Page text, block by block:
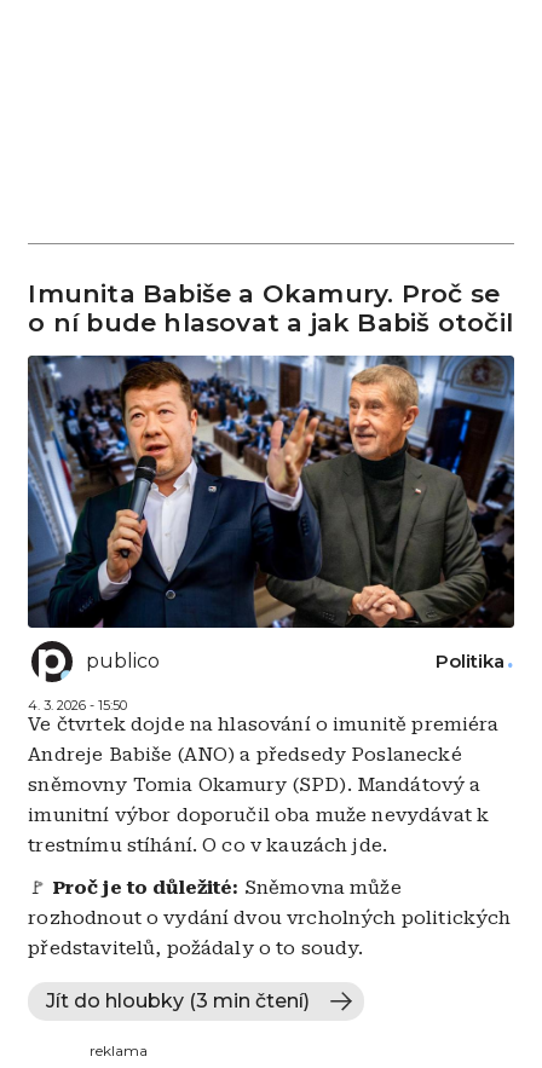
Imunita Babiše a Okamury. Proč se
o ní bude hlasovat a jak Babiš otočil
publico
4. 3. 2026 - 15:50
Politika
Ve čtvrtek dojde na hlasování o imunitě premiéra
Andreje Babiše (ANO) a předsedy Poslanecké
sněmovny Tomia Okamury (SPD). Mandátový a
imunitní výbor doporučil oba muže nevydávat k
trestnímu stíhání. O co v kauzách jde.
🚩 Proč je to důležité: Sněmovna může
rozhodnout o vydání dvou vrcholných politických
představitelů, požádaly o to soudy.
Jít do hloubky (3 min čtení)
reklama